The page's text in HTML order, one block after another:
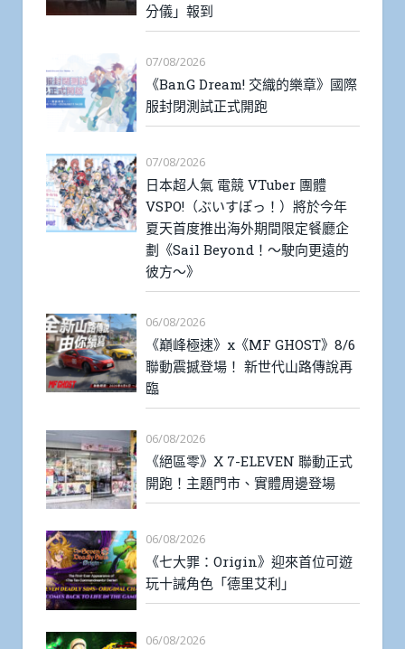
分儀」報到
07/08/2026
《BanG Dream! 交織的樂章》國際
服封閉測試正式開跑
07/08/2026
日本超人氣 電競 VTuber 團體
VSPO!（ぶいすぽっ！）將於今年
夏天首度推出海外期間限定餐廳企
劃《Sail Beyond！～駛向更遠的
彼方～》
06/08/2026
《巔峰極速》x《MF GHOST》8/6
聯動震撼登場！ 新世代山路傳說再
臨
06/08/2026
《絕區零》X 7-ELEVEN 聯動正式
開跑！主題門市、實體周邊登場
06/08/2026
《七大罪：Origin》迎來首位可遊
玩十誡角色「德里艾利」
06/08/2026